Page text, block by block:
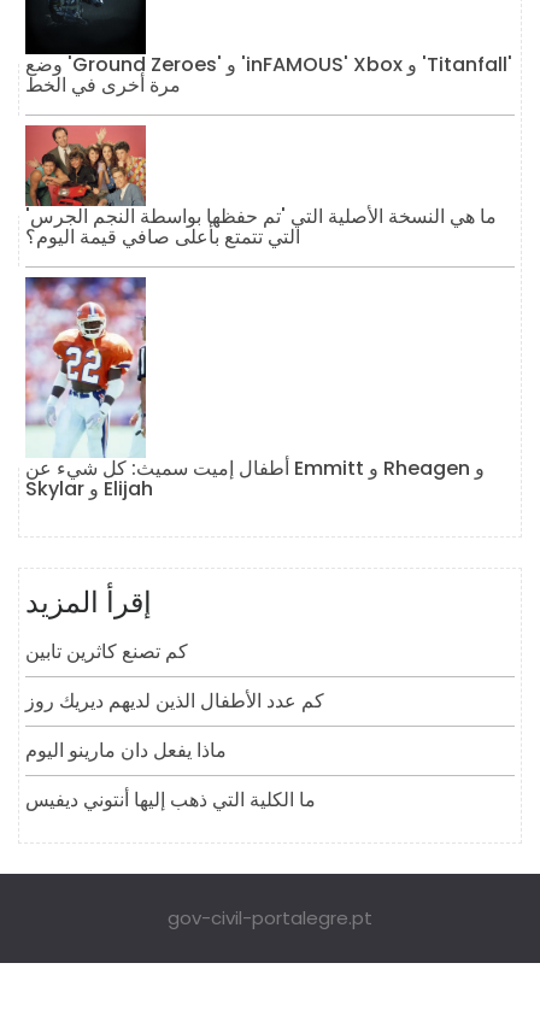
وضع 'Ground Zeroes' و 'inFAMOUS' Xbox و 'Titanfall'
مرة أخرى في الخط
ما هي النسخة الأصلية التي 'تم حفظها بواسطة النجم الجرس'
التي تتمتع بأعلى صافي قيمة اليوم؟
أطفال إميت سميث: كل شيء عن Emmitt و Rheagen و
Skylar و Elijah
إقرأ المزيد
كم تصنع كاثرين تابين
كم عدد الأطفال الذين لديهم ديريك روز
ماذا يفعل دان مارينو اليوم
ما الكلية التي ذهب إليها أنتوني ديفيس
gov-civil-portalegre.pt